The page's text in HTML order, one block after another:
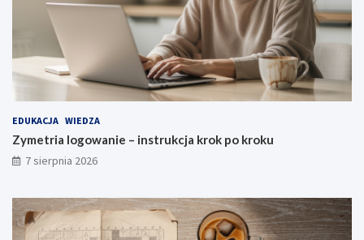
EDUKACJA WIEDZA
Zymetria logowanie – instrukcja krok po kroku
7 sierpnia 2026